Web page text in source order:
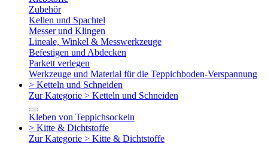
Zubehör
Kellen und Spachtel
Messer und Klingen
Lineale, Winkel & Messwerkzeuge
Befestigen und Abdecken
Parkett verlegen
Werkzeuge und Material für die Teppichboden-Verspannung
> Ketteln und Schneiden
Zur Kategorie > Ketteln und Schneiden
Kleben von Teppichsockeln
> Kitte & Dichtstoffe
Zur Kategorie > Kitte & Dichtstoffe